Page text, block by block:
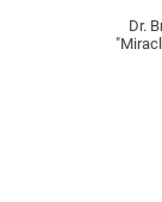
Dr.